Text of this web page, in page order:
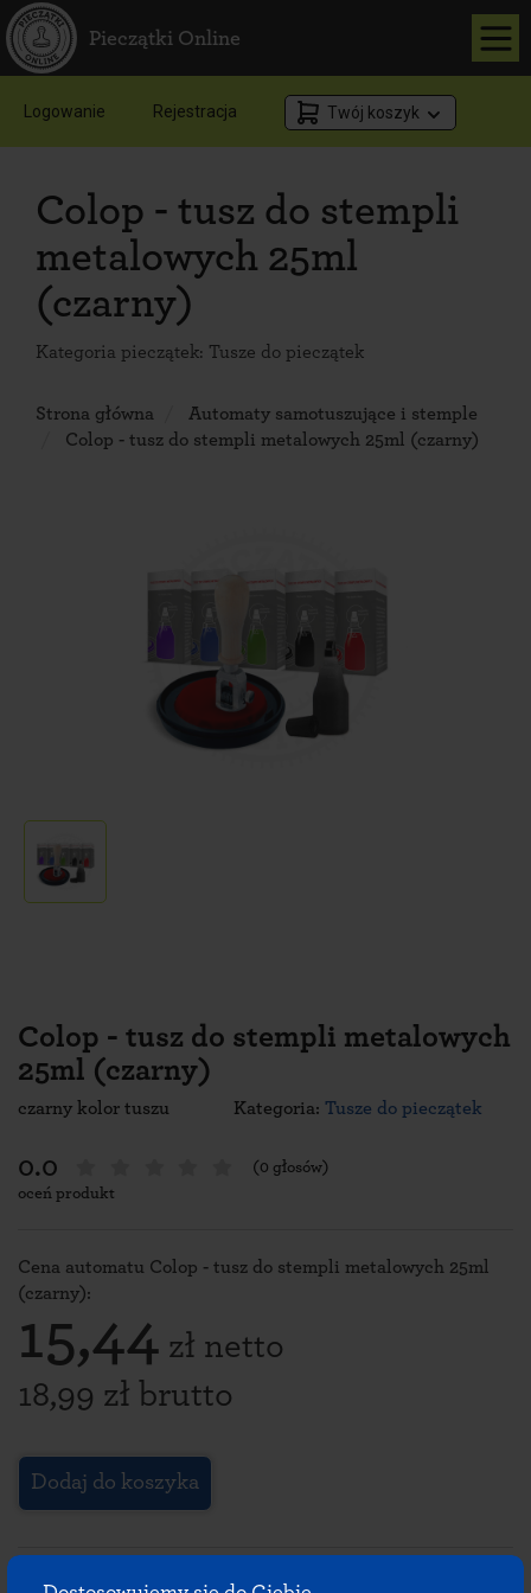
Pieczątki Online
Logowanie Rejestracja Twój koszyk
Colop - tusz do stempli
metalowych 25ml
(czarny)
Kategoria pieczątek: Tusze do pieczątek
Strona główna
Automaty samotuszujące i stemple
Colop - tusz do stempli metalowych 25ml (czarny)
Colop - tusz do stempli metalowych
25ml (czarny)
czarny kolor tuszu Kategoria: Tusze do pieczątek
0.0
(0 głosów)
oceń produkt
Cena automatu Colop - tusz do stempli metalowych 25ml
(czarny):
15,44 zł netto
18,99 zł brutto
Dodaj do koszyka